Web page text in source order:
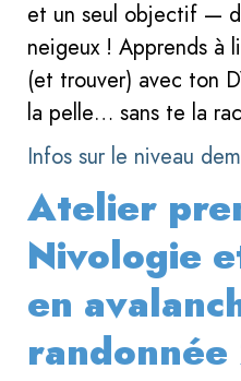
et un seul objectif —
neigeux ! Apprends à
(et trouver) avec ton
la pelle… sans te la
Infos sur le niveau
Atelier
Nivologie
en